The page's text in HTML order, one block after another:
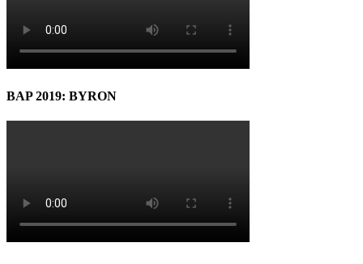
BAP 2019: BYRON